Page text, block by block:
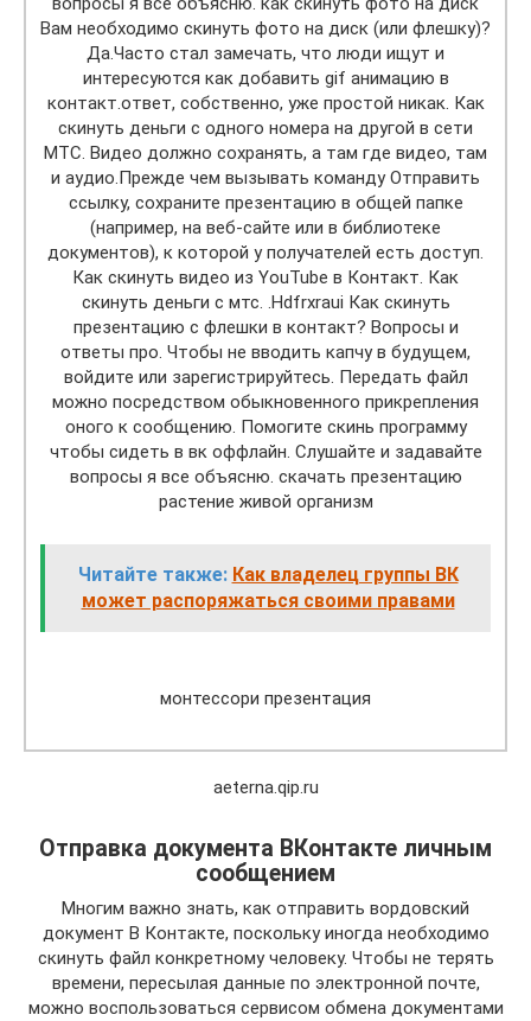
Вам необходимо скинуть фото на диск (или флешку)?
Да.Часто стал замечать, что люди ищут и
интересуются как добавить gif анимацию в
контакт.ответ, собственно, уже простой никак. Как
скинуть деньги с одного номера на другой в сети
МТС. Видео должно сохранять, а там где видео, там
и аудио.Прежде чем вызывать команду Отправить
ссылку, сохраните презентацию в общей папке
(например, на веб-сайте или в библиотеке
документов), к которой у получателей есть доступ.
Как скинуть видео из YouTube в Контакт. Как
скинуть деньги с мтс. .Hdfrxraui Как скинуть
презентацию с флешки в контакт? Вопросы и
ответы про. Чтобы не вводить капчу в будущем,
войдите или зарегистрируйтесь. Передать файл
можно посредством обыкновенного прикрепления
оного к сообщению. Помогите скинь программу
чтобы сидеть в вк оффлайн. Слушайте и задавайте
вопросы я все объясню. скачать презентацию
растение живой организм
Читайте также: Как владелец группы ВК
может распоряжаться своими правами
монтессори презентация
aeterna.qip.ru
Отправка документа ВКонтакте личным
сообщением
Многим важно знать, как отправить вордовский
документ В Контакте, поскольку иногда необходимо
скинуть файл конкретному человеку. Чтобы не терять
времени, пересылая данные по электронной почте,
можно воспользоваться сервисом обмена документами